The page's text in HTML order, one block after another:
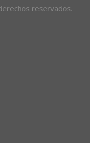
reservados.